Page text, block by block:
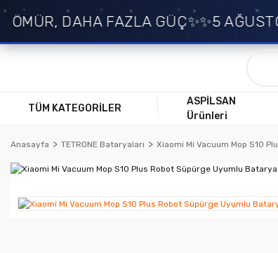
DAHA FAZLA GÜÇ✨✨5
TÜM KATEGORİLER
ASPİLSAN
Ürünleri
Anasayfa TETRONE Bataryaları Xiaomi Mi Vacuum Mop S10